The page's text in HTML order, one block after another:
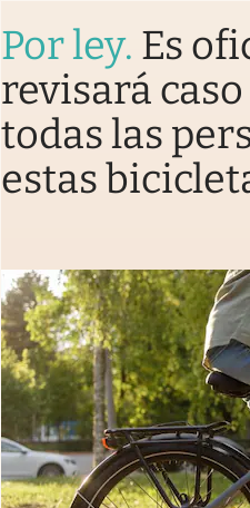
Por ley. Es
revisará
todas las
estas